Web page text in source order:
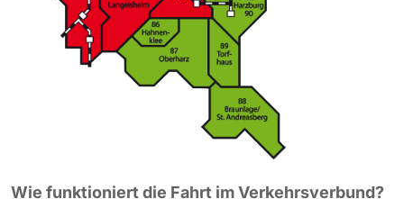
Wie funktioniert die Fahrt im Verkehrsverbund?